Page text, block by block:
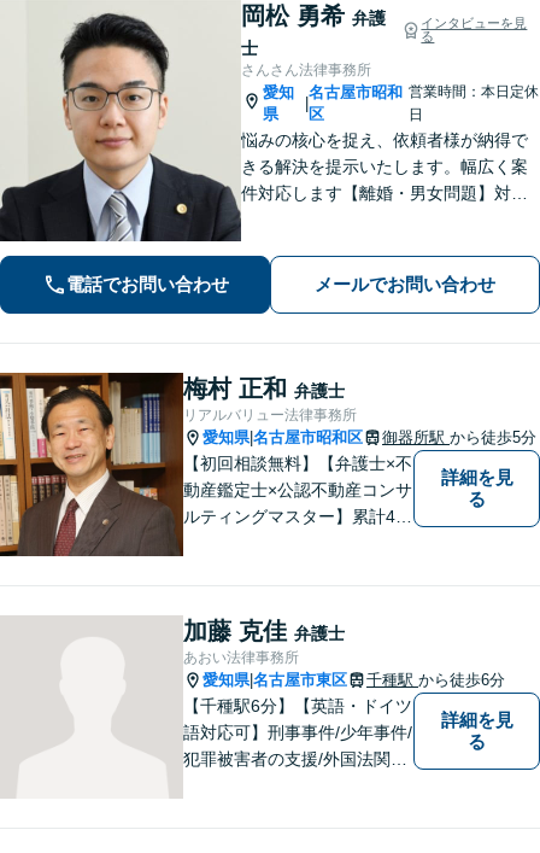
岡松 勇希 弁護
士
インタビューを見
る
さんさん法律事務所
愛知
県
|
名古屋市昭和
区
営業時間：本日定休
日
悩みの核心を捉え、依頼者様が納得で
きる解決を提示いたします。幅広く案
件対応します【離婚・男女問題】対応
業展開できるよう、法律家の視点でサ
ポートします！【御器所駅／桜山駅徒
電話でお問い合わせ メールでお問い合わせ
梅村 正和 弁護士
リアルバリュー法律事務所
愛知県|名古屋市昭和区 御器所駅 から徒歩5分
【初回相談無料】【弁護士×不
動産鑑定士×公認不動産コンサ
ルティングマスター】累計40
多数】【政府系金融機関勤務
経験あり】不動産トラブル／
不動産を含む相続／債権回収
など
詳細を見
る
加藤 克佳 弁護士
あおい法律事務所
愛知県|名古屋市東区 千種駅 から徒歩6分
【千種駅6分】【英語・ドイツ
語対応可】刑事事件/少年事件/
犯罪被害者の支援/外国法関連/
詳細を見
る